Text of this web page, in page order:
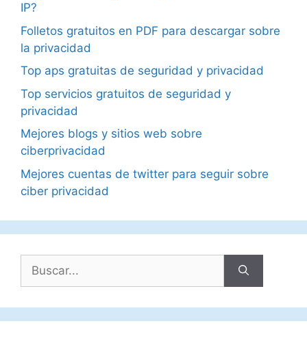
IP?
Folletos gratuitos en PDF para descargar sobre
la privacidad
Top aps gratuitas de seguridad y privacidad
Top servicios gratuitos de seguridad y
privacidad
Mejores blogs y sitios web sobre
ciberprivacidad
Mejores cuentas de twitter para seguir sobre
ciber privacidad